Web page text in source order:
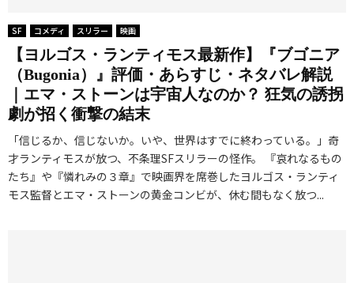
SF コメディ スリラー 映画
【ヨルゴス・ランティモス最新作】『ブゴニア
（Bugonia）』評価・あらすじ・ネタバレ解説
｜エマ・ストーンは宇宙人なのか？ 狂気の誘拐
劇が招く衝撃の結末
「信じるか、信じないか。いや、世界はすでに終わっている。」奇
才ランティモスが放つ、不条理SFスリラーの怪作。 『哀れなるもの
たち』や『憐れみの３章』で映画界を席巻したヨルゴス・ランティ
モス監督とエマ・ストーンの黄金コンビが、休む間もなく放つ...